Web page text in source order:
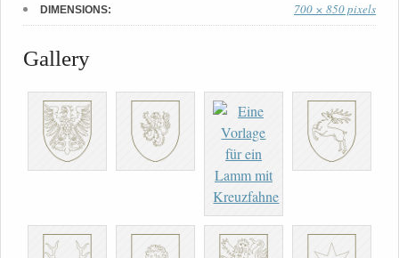
DIMENSIONS: 700 × 850 pixels
Gallery